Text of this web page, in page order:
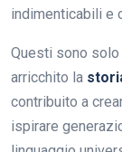
indimenticabili e
Questi sono solo
arricchito la
contribuito a
ispirare